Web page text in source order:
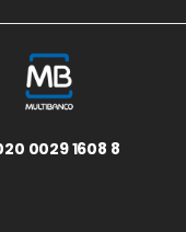
0029 1608 8